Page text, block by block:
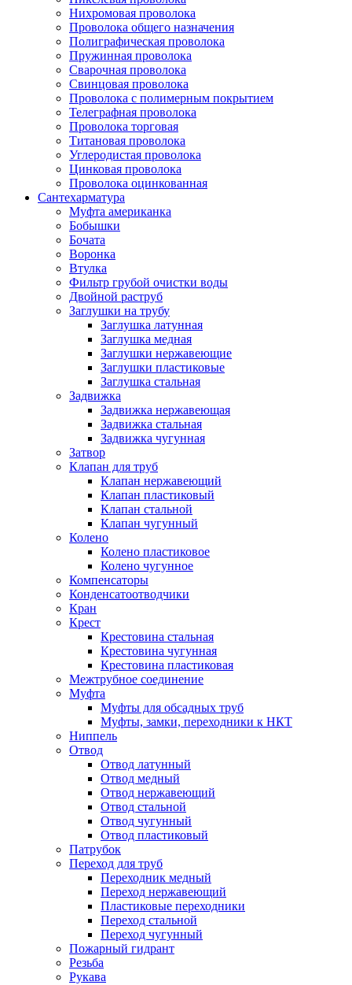
Нихромовая проволока
Проволока общего назначения
Полиграфическая проволока
Пружинная проволока
Сварочная проволока
Свинцовая проволока
Проволока с полимерным покрытием
Телеграфная проволока
Проволока торговая
Титановая проволока
Углеродистая проволока
Цинковая проволока
Проволока оцинкованная
Сантехарматура
Муфта американка
Бобышки
Бочата
Воронка
Втулка
Фильтр грубой очистки воды
Двойной раструб
Заглушки на трубу
Заглушка латунная
Заглушка медная
Заглушки нержавеющие
Заглушки пластиковые
Заглушка стальная
Задвижка
Задвижка нержавеющая
Задвижка стальная
Задвижка чугунная
Затвор
Клапан для труб
Клапан нержавеющий
Клапан пластиковый
Клапан стальной
Клапан чугунный
Колено
Колено пластиковое
Колено чугунное
Компенсаторы
Конденсатоотводчики
Кран
Крест
Крестовина стальная
Крестовина чугунная
Крестовина пластиковая
Межтрубное соединение
Муфта
Муфты для обсадных труб
Муфты, замки, переходники к НКТ
Ниппель
Отвод
Отвод латунный
Отвод медный
Отвод нержавеющий
Отвод стальной
Отвод чугунный
Отвод пластиковый
Патрубок
Переход для труб
Переходник медный
Переход нержавеющий
Пластиковые переходники
Переход стальной
Переход чугунный
Пожарный гидрант
Резьба
Рукава